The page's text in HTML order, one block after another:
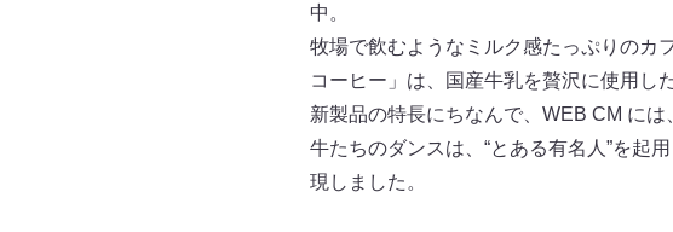
中。
牧場で飲むようなミルク感たっぷりのカ
コーヒー」は、国産牛乳を贅沢に使用し
新製品の特長にちなんで、WEB CM には
牛たちのダンスは、“とある有名人”を起
現しました。